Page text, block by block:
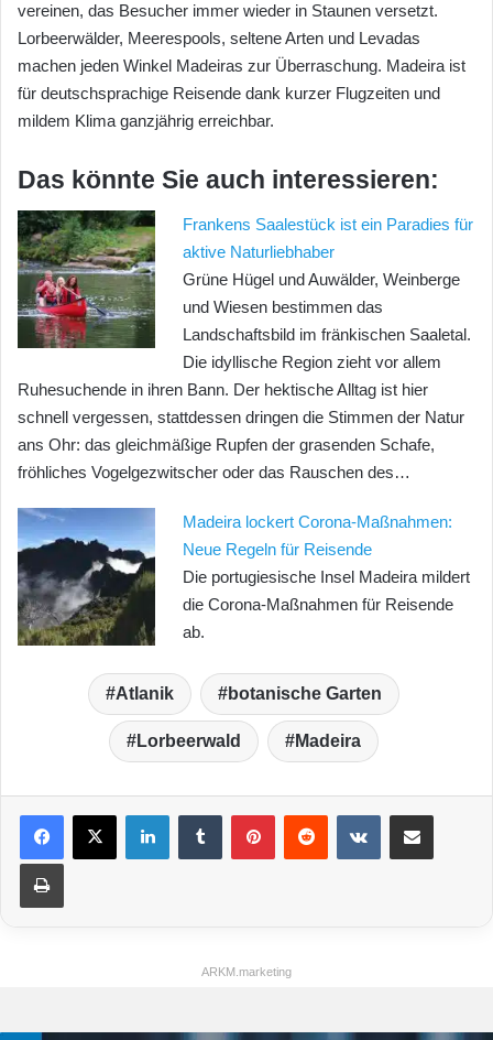
vereinen, das Besucher immer wieder in Staunen versetzt.
Lorbeerwälder, Meerespools, seltene Arten und Levadas
machen jeden Winkel Madeiras zur Überraschung. Madeira ist
für deutschsprachige Reisende dank kurzer Flugzeiten und
mildem Klima ganzjährig erreichbar.
Das könnte Sie auch interessieren:
Frankens Saalestück ist ein Paradies für
aktive Naturliebhaber
Grüne Hügel und Auwälder, Weinberge
und Wiesen bestimmen das
Landschaftsbild im fränkischen Saaletal.
Die idyllische Region zieht vor allem
Ruhesuchende in ihren Bann. Der hektische Alltag ist hier
schnell vergessen, stattdessen dringen die Stimmen der Natur
ans Ohr: das gleichmäßige Rupfen der grasenden Schafe,
fröhliches Vogelgezwitscher oder das Rauschen des…
Madeira lockert Corona-Maßnahmen:
Neue Regeln für Reisende
Die portugiesische Insel Madeira mildert
die Corona-Maßnahmen für Reisende
ab.
Atlanik botanische Garten
Lorbeerwald Madeira
ARKM.marketing